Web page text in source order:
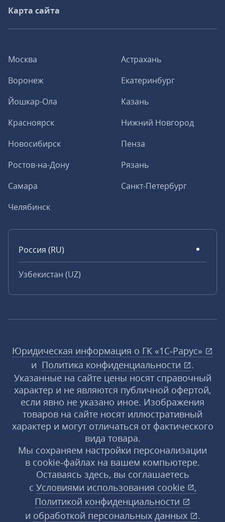
Москва
Астрахань
Воронеж
Екатеринбург
Йошкар-Ола
Казань
Красноярск
Нижний Новгород
Новосибирск
Пенза
Ростов-на-Дону
Рязань
Самара
Санкт-Петербург
Челябинск
Россия (RU)
Узбекистан (UZ)
Карта сайта
Юридическая информация о ГК «1С‑Рарус»
и Политика конфиденциальности
.
Указанные на сайте цены носят справочный
характер и не являются публичной офертой,
если явно не указано иное. Изображения
товаров на сайте носят иллюстративный
характер и могут отличаться от фактического
вида товара.
Мы сохраняем настройки персонализации
в cookie‑файлах на вашем компьютере.
Оставаясь здесь, вы соглашаетесь
с Условиями использования cookie
,
Политикой конфиденциальности
и обработкой персональных данных .